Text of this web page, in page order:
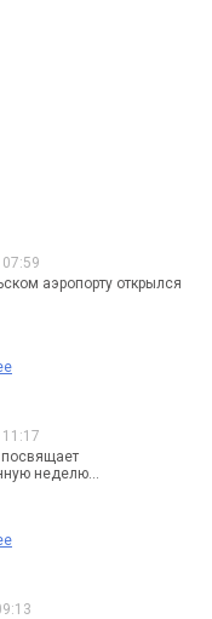
аэропорту открылся
неделю...